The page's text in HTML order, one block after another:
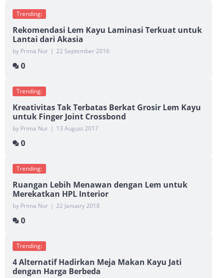
Trending:
Rekomendasi Lem Kayu Laminasi Terkuat untuk
Lantai dari Akasia
by Prima Nur | 22 September 2016
0
Trending:
Kreativitas Tak Terbatas Berkat Grosir Lem Kayu
untuk Finger Joint Crossbond
by Prima Nur | 13 August 2017
0
Trending:
Ruangan Lebih Menawan dengan Lem untuk
Merekatkan HPL Interior
by Prima Nur | 22 January 2018
0
Trending:
4 Alternatif Hadirkan Meja Makan Kayu Jati
dengan Harga Berbeda